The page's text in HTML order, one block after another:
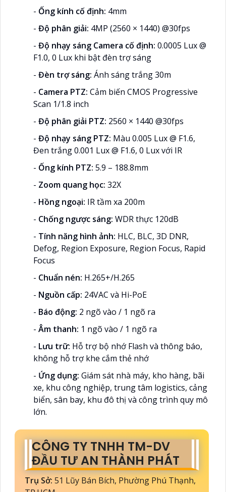
- Ống kính cố định: 4mm
- Độ phân giải: 4MP (2560 × 1440) @30fps
- Độ nhạy sáng Camera cố định: 0.0005 Lux @
F1.0, 0 Lux khi bật đèn trợ sáng
- Đèn trợ sáng: Ánh sáng trắng 30m
- Camera PTZ: Cảm biến CMOS Progressive
Scan 1/1.8 inch
- Độ phân giải PTZ: 2560 × 1440 @30fps
- Độ nhạy sáng PTZ: Màu 0.005 Lux @ F1.6,
Đen trắng 0.001 Lux @ F1.6, 0 Lux với IR
- Ống kính PTZ: 5.9 – 188.8mm
- Zoom quang học: 32X
- Hồng ngoại: IR tầm xa 200m
- Chống ngược sáng: WDR thực 120dB
- Tính năng hình ảnh: HLC, BLC, 3D DNR,
Defog, Region Exposure, Region Focus, Rapid
Focus
- Chuẩn nén: H.265+/H.265
- Nguồn cấp: 24VAC và Hi-PoE
- Báo động: 2 ngõ vào / 1 ngõ ra
- Âm thanh: 1 ngõ vào / 1 ngõ ra
- Lưu trữ: Hỗ trợ bộ nhớ Flash và thông báo,
không hỗ trợ khe cắm thẻ nhớ
- Ứng dụng: Giám sát nhà máy, kho hàng, bãi
xe, khu công nghiệp, trung tâm logistics, cảng
biển, sân bay, khu đô thị và công trình quy mô
lớn.
CÔNG TY TNHH TM-DV
ĐẦU TƯ AN THÀNH PHÁT
Trụ Sở: 51 Lũy Bán Bích, Phường Phú Thạnh,